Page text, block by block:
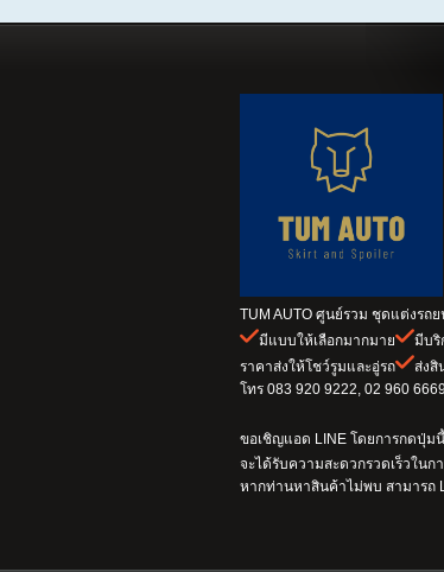
TUM AUTO ศูนย์รวม ชุดแต่งรถ
มีแบบให้เลือกมากมาย
มีบริ
ราคาส่งให้โชว์รูมและอู่รถ
ส่งสิ
โทร 083 920 9222, 02 960
ขอเชิญแอด LINE โดยการกดปุ่มนี้
จะได้รับความสะดวกรวดเร็วในก
หากท่านหาสินค้าไม่พบ สามารถ